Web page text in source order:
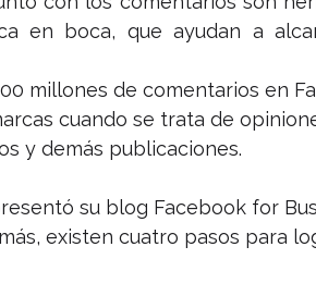
en boca, que ayudan a
millones de comentarios en
cuando se trata de
y demás publicaciones.
su blog Facebook for
existen cuatro pasos para